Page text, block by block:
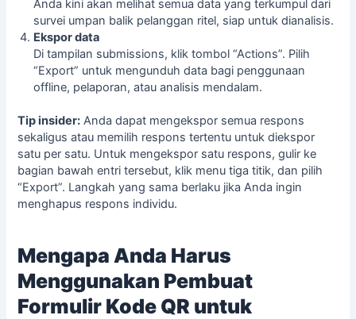
Anda kini akan melihat semua data yang terkumpul dari
survei umpan balik pelanggan ritel, siap untuk dianalisis.
Ekspor data
Di tampilan submissions, klik tombol “Actions”. Pilih
“Export” untuk mengunduh data bagi penggunaan
offline, pelaporan, atau analisis mendalam.
Tip insider: Anda dapat mengekspor semua respons
sekaligus atau memilih respons tertentu untuk diekspor
satu per satu. Untuk mengekspor satu respons, gulir ke
bagian bawah entri tersebut, klik menu tiga titik, dan pilih
“Export”. Langkah yang sama berlaku jika Anda ingin
menghapus respons individu.
Mengapa Anda Harus
Menggunakan Pembuat
Formulir Kode QR untuk